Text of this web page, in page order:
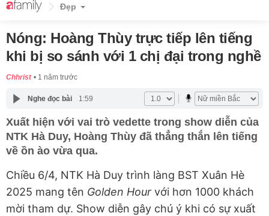
Đẹp
Nóng: Hoàng Thùy trực tiếp lên tiếng
khi bị so sánh với 1 chị đại trong nghề
Chhrist 1 năm trước
Nghe đọc bài 1:59
Xuất hiện với vai trò vedette trong show diễn của
NTK Hà Duy, Hoàng Thùy đã thẳng thắn lên tiếng
về ồn ào vừa qua.
Chiều 6/4, NTK Hà Duy trình làng BST Xuân Hè
2025 mang tên Golden Hour với hơn 1000 khách
mời tham dự. Show diễn gây chú ý khi có sự xuất